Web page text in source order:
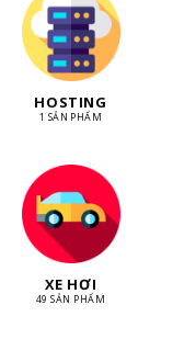
HOSTING
1 SẢN PHẨM
XE HƠI
49 SẢN PHẨM